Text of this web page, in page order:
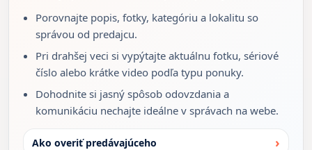
Porovnajte popis, fotky, kategóriu a lokalitu so
správou od predajcu.
Pri drahšej veci si vypýtajte aktuálnu fotku, sériové
číslo alebo krátke video podľa typu ponuky.
Dohodnite si jasný spôsob odovzdania a
komunikáciu nechajte ideálne v správach na webe.
Ako overiť predávajúceho